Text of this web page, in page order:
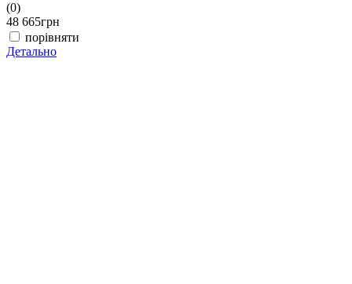
(0)
48 665грн
порівняти
Детально